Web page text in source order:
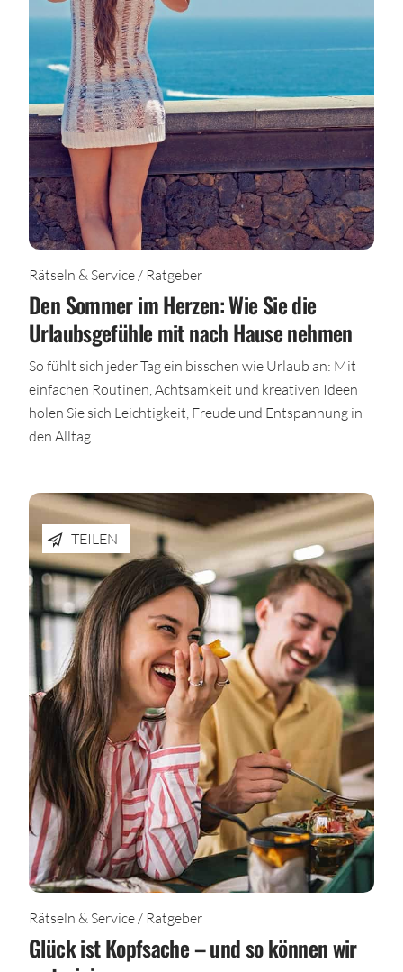
Rätseln & Service / Ratgeber
Den Sommer im Herzen: Wie Sie die
Urlaubsgefühle mit nach Hause nehmen
So fühlt sich jeder Tag ein bisschen wie Urlaub an: Mit
einfachen Routinen, Achtsamkeit und kreativen Ideen
holen Sie sich Leichtigkeit, Freude und Entspannung in
den Alltag.
TEILEN
Rätseln & Service / Ratgeber
Glück ist Kopfsache – und so können wir